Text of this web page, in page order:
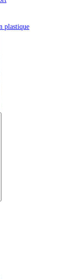
plastique